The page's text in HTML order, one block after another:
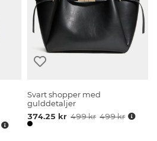
Svart shopper med
gulddetaljer
374.25 kr 499 kr 499 kr